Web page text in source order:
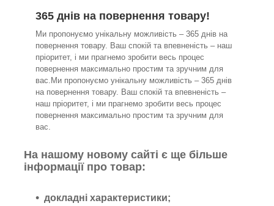
365 днів на повернення товару!
Ми пропонуємо унікальну можливість – 365 днів на
повернення товару. Ваш спокій та впевненість – наш
пріоритет, і ми прагнемо зробити весь процес
повернення максимально простим та зручним для
вас.Ми пропонуємо унікальну можливість – 365 днів
на повернення товару. Ваш спокій та впевненість –
наш пріоритет, і ми прагнемо зробити весь процес
повернення максимально простим та зручним для
вас.
На нашому новому сайті є ще більше
інформації про товар:
докладні характеристики;